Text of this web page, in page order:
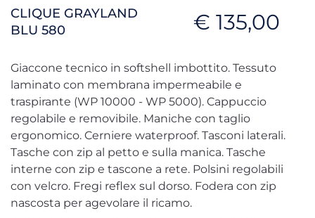
CLIQUE GRAYLAND
BLU 580
€ 135,00
Giaccone tecnico in softshell imbottito. Tessuto
laminato con membrana impermeabile e
traspirante (WP 10000 - WP 5000). Cappuccio
regolabile e removibile. Maniche con taglio
ergonomico. Cerniere waterproof. Tasconi laterali.
Tasche con zip al petto e sulla manica. Tasche
interne con zip e tascone a rete. Polsini regolabili
con velcro. Fregi reflex sul dorso. Fodera con zip
nascosta per agevolare il ricamo.